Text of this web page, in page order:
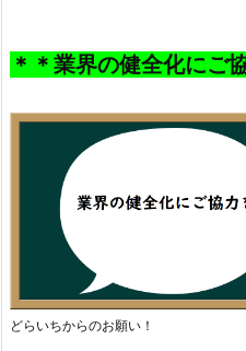
＊＊業界の健全化にご
どらいちからのお願い！